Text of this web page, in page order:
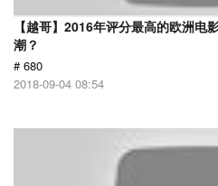
【越哥】2016年评分最高的欧洲电
潮？
# 680
2018-09-04 08:54